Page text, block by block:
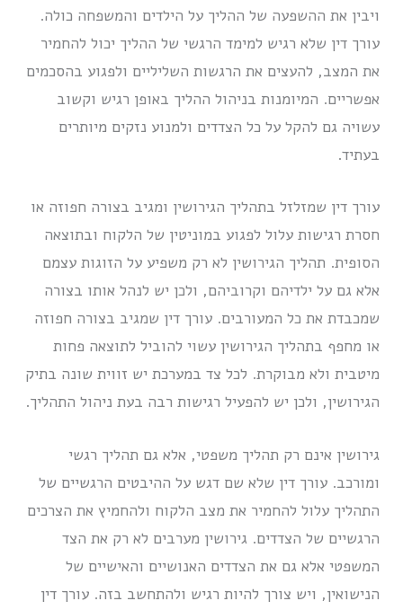
ויבין את ההשפעה של ההליך על הילדים והמשפחה כולה.
עורך דין שלא רגיש למימד הרגשי של ההליך יכול להחמיר
את המצב, להעצים את הרגשות השליליים ולפגוע בהסכמים
אפשריים. המיומנות בניהול ההליך באופן רגיש וקשוב
עשויה גם להקל על כל הצדדים ולמנוע נזקים מיותרים
בעתיד.
עורך דין שמזלזל בתהליך הגירושין ומגיב בצורה חפוזה או
חסרת רגישות עלול לפגוע במוניטין של הלקוח ובתוצאה
הסופית. תהליך הגירושין לא רק משפיע על הזוגות עצמם
אלא גם על ילדיהם וקרוביהם, ולכן יש לנהל אותו בצורה
שמכבדת את כל המעורבים. עורך דין שמגיב בצורה חפוזה
או מחפף בתהליך הגירושין עשוי להוביל לתוצאה פחות
מיטבית ולא מבוקרת. לכל צד במערכת יש זווית שונה בתיק
הגירושין, ולכן יש להפעיל רגישות רבה בעת ניהול התהליך.
גירושין אינם רק תהליך משפטי, אלא גם תהליך רגשי
ומורכב. עורך דין שלא שם דגש על ההיבטים הרגשיים של
התהליך עלול להחמיר את מצב הלקוח ולהחמיץ את הצרכים
הרגשיים של הצדדים. גירושין מערבים לא רק את הצד
המשפטי אלא גם את הצדדים האנושיים והאישיים של
הנישואין, ויש צורך להיות רגיש ולהתחשב בזה. עורך דין